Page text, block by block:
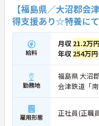
【福島県／大沼郡会
得支援あり☆特養に
給料
月収 21.2万円
年収 254万円
勤務地
福島県 大沼
会津鉄道「
雇用形態 正社員(正職